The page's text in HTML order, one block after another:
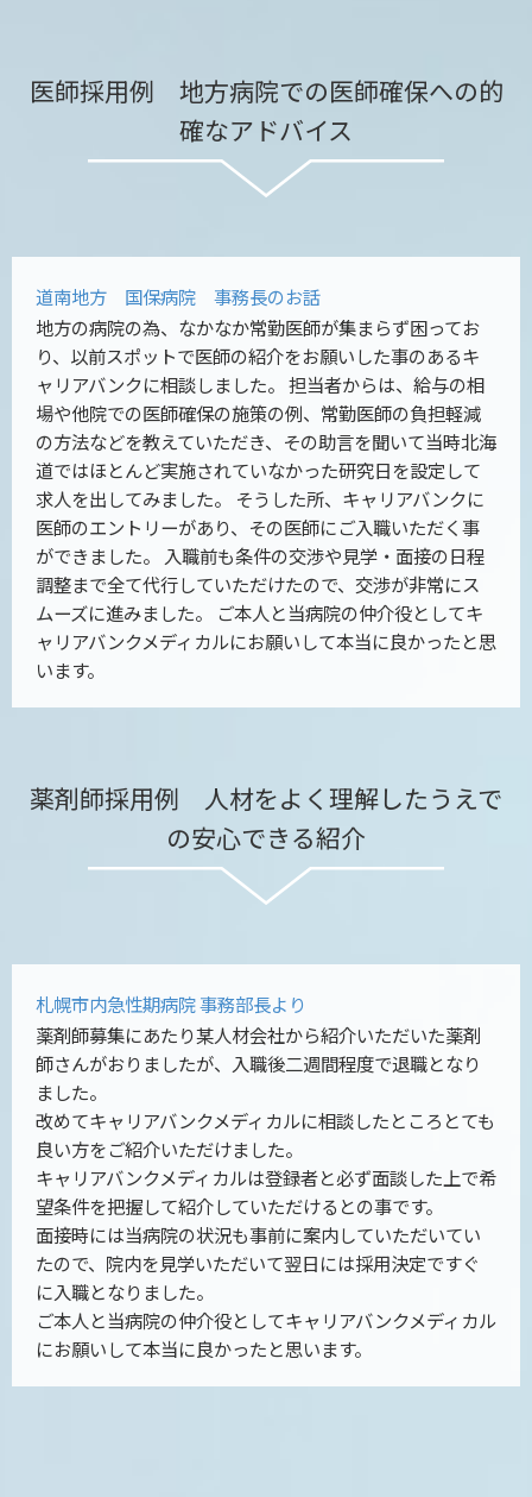
医師採用例 地方病院での医師確保への的
確なアドバイス
道南地方 国保病院 事務長のお話
地方の病院の為、なかなか常勤医師が集まらず困ってお
り、以前スポットで医師の紹介をお願いした事のあるキ
ャリアバンクに相談しました。 担当者からは、給与の相
場や他院での医師確保の施策の例、常勤医師の負担軽減
の方法などを教えていただき、その助言を聞いて当時北海
道ではほとんど実施されていなかった研究日を設定して
求人を出してみました。 そうした所、キャリアバンクに
医師のエントリーがあり、その医師にご入職いただく事
ができました。 入職前も条件の交渉や見学・面接の日程
調整まで全て代行していただけたので、交渉が非常にス
ムーズに進みました。 ご本人と当病院の仲介役としてキ
ャリアバンクメディカルにお願いして本当に良かったと思
います。
薬剤師採用例 人材をよく理解したうえで
の安心できる紹介
札幌市内急性期病院 事務部長より
薬剤師募集にあたり某人材会社から紹介いただいた薬剤
師さんがおりましたが、入職後二週間程度で退職となり
ました。
改めてキャリアバンクメディカルに相談したところとても
良い方をご紹介いただけました。
キャリアバンクメディカルは登録者と必ず面談した上で希
望条件を把握して紹介していただけるとの事です。
面接時には当病院の状況も事前に案内していただいてい
たので、院内を見学いただいて翌日には採用決定ですぐ
に入職となりました。
ご本人と当病院の仲介役としてキャリアバンクメディカル
にお願いして本当に良かったと思います。